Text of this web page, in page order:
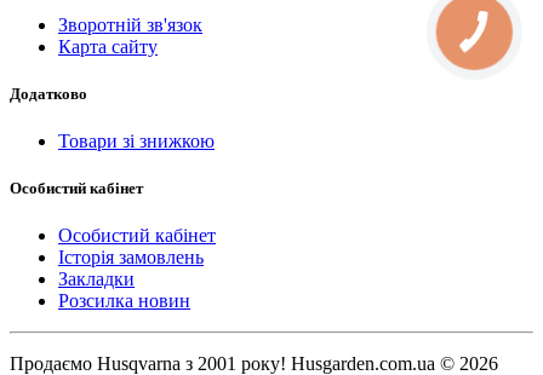
Зворотній зв'язок
Карта сайту
Додатково
Товари зі знижкою
Особистий кабінет
Особистий кабінет
Історія замовлень
Закладки
Розсилка новин
Продаємо Нusqvarna з 2001 року! Husgarden.com.ua © 2026
КНОПКА
СВЯЗИ